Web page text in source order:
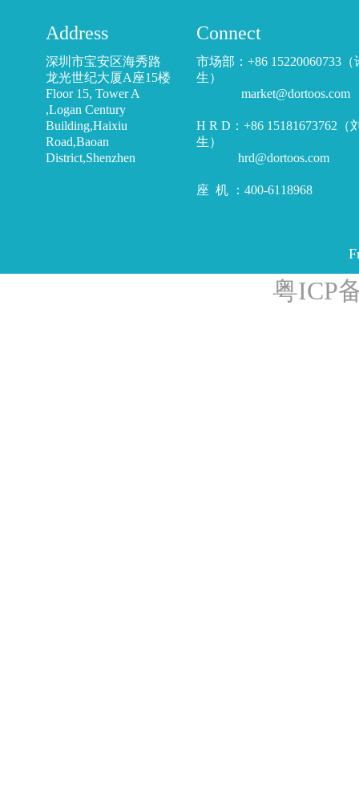
Address
深圳市宝安区海秀路
龙光世纪大厦A座15楼
Floor 15, Tower A
,Logan Century
Building,Haixiu
Road,Baoan
District,Shenzhen
Connect
市场部：+86 15220060733（
生）
market@dortoos.com
H R D：+86 15181673762（
生）
hrd@dortoos.com
座 机 ：400-6118968
粤ICP